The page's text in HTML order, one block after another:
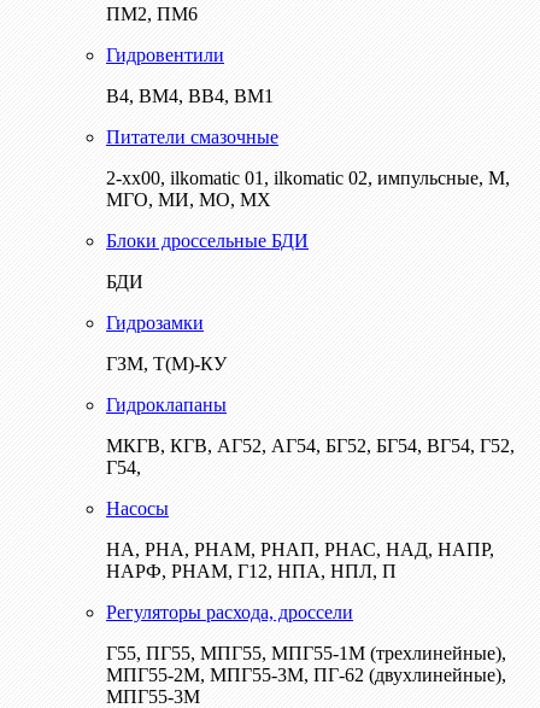
ПМ2, ПМ6
Гидровентили
В4, ВМ4, ВВ4, ВМ1
Питатели смазочные
2-хх00, ilkomatic 01, ilkomatic 02, импульсные, М,
МГО, МИ, МО, МХ
Блоки дроссельные БДИ
БДИ
Гидрозамки
ГЗМ, Т(М)-КУ
Гидроклапаны
МКГВ, КГВ, АГ52, АГ54, БГ52, БГ54, ВГ54, Г52,
Г54,
Насосы
НА, РНА, РНАМ, РНАП, РНАС, НАД, НАПР,
НАРФ, РНАМ, Г12, НПА, НПЛ, П
Регуляторы расхода, дроссели
Г55, ПГ55, МПГ55, МПГ55-1М (трехлинейные),
МПГ55-2М, МПГ55-3М, ПГ-62 (двухлинейные),
МПГ55-3М